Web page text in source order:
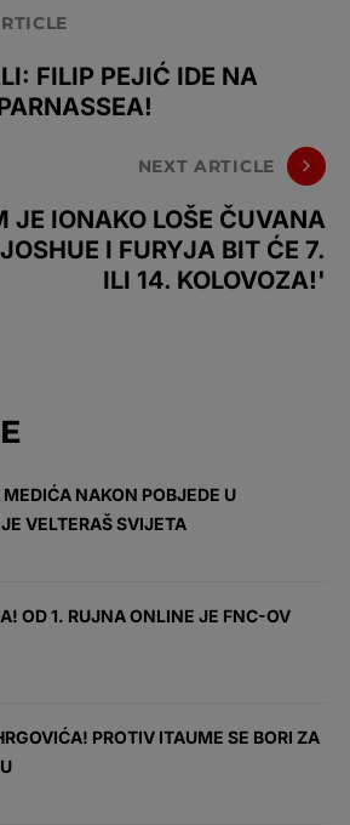
FILIP PEJIĆ IDE NA
NEXT ARTICLE
JE IONAKO LOŠE ČUVANA
I FURYJA BIT ĆE 7.
ILI 14. KOLOVOZA!'
NAKON POBJEDE U
VELTERAŠ SVIJETA
OD 1. RUJNA ONLINE JE FNC-OV
PROTIV ITAUME SE BORI ZA